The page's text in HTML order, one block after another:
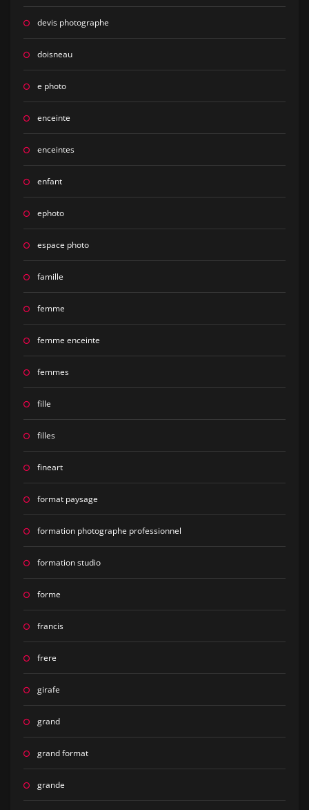
devis photographe
doisneau
e photo
enceinte
enceintes
enfant
ephoto
espace photo
famille
femme
femme enceinte
femmes
fille
filles
fineart
format paysage
formation photographe professionnel
formation studio
forme
francis
frere
girafe
grand
grand format
grande